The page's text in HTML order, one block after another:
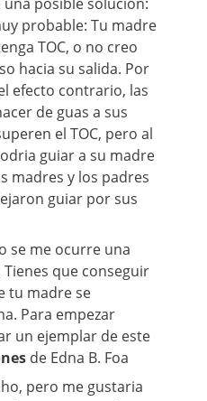
probable: Tu madre
TOC, o no creo
hacia su salida. Por
efecto contrario, las
de guas a sus
el TOC, pero al
guiar a su madre
madres y los padres
guiar por sus
se me ocurre una
que conseguir
tu madre se
Para empezar
un ejemplar de este
de Edna B. Foa
pero me gustaria